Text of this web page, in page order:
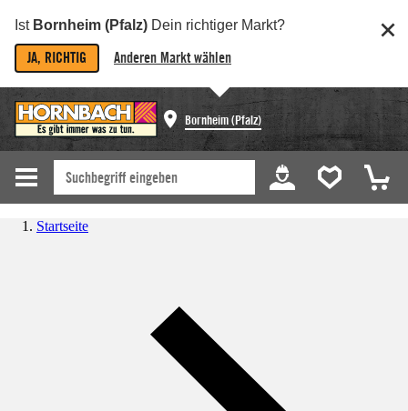
Ist Bornheim (Pfalz) Dein richtiger Markt?
JA, RICHTIG Anderen Markt wählen
Bornheim (Pfalz)
Startseite